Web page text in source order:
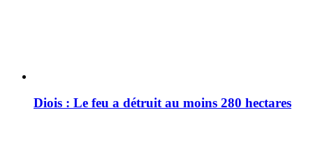
Diois : Le feu a détruit au moins 280 hectares